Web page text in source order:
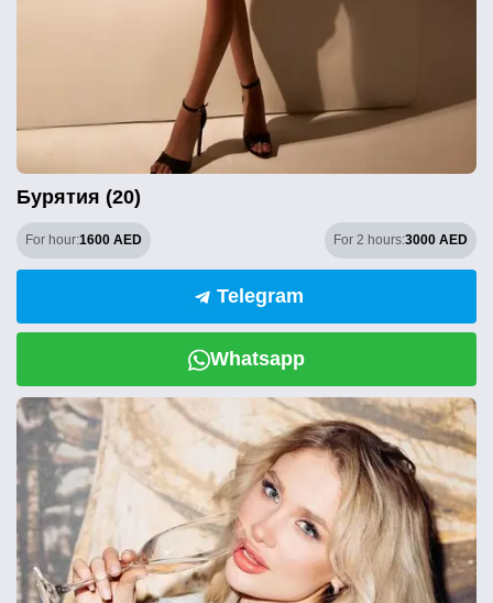
Бурятия (20)
For hour:1600 AED For 2 hours:3000 AED
Telegram
Whatsapp